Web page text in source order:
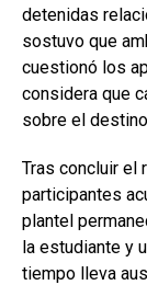
detenidas
sostuvo que
cuestionó los
considera que
sobre el
Tras concluir el
participantes
plantel
la estudiante y
tiempo lleva